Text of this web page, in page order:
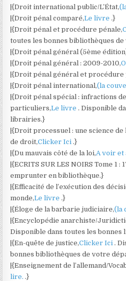
|{Droit international public/L’État,
|{Droit pénal comparé,Le livre.}
|{Droit pénal et procédure pénale,
toutes les bonnes bibliothèques
|{Droit pénal général (5ème
|{Droit pénal général : 2009-2010,
|{Droit pénal général et procédure
|{Droit pénal international,(la
|{Droit pénal spécial : infractions
particuliers,Le livre. Disponible
librairies.}
|{Droit processuel : une science
de droit,Clicker Ici.}
|{Du mauvais côté de la loi,A voir
|{ECRITS SUR LES NOIRS Tome 1 :
emprunter en bibliothèque.}
|{Efficacité de l’exécution des
monde,Le livre.}
|{Éloge de la barbarie judiciaire,(la
|{Encyclopédie anarchiste/
Disponible dans toutes les bonnes
|{En-quête de justice,Clicker Ici.
bonnes bibliothèques de votre
|{Enseignement de l’allemand/
lire..}